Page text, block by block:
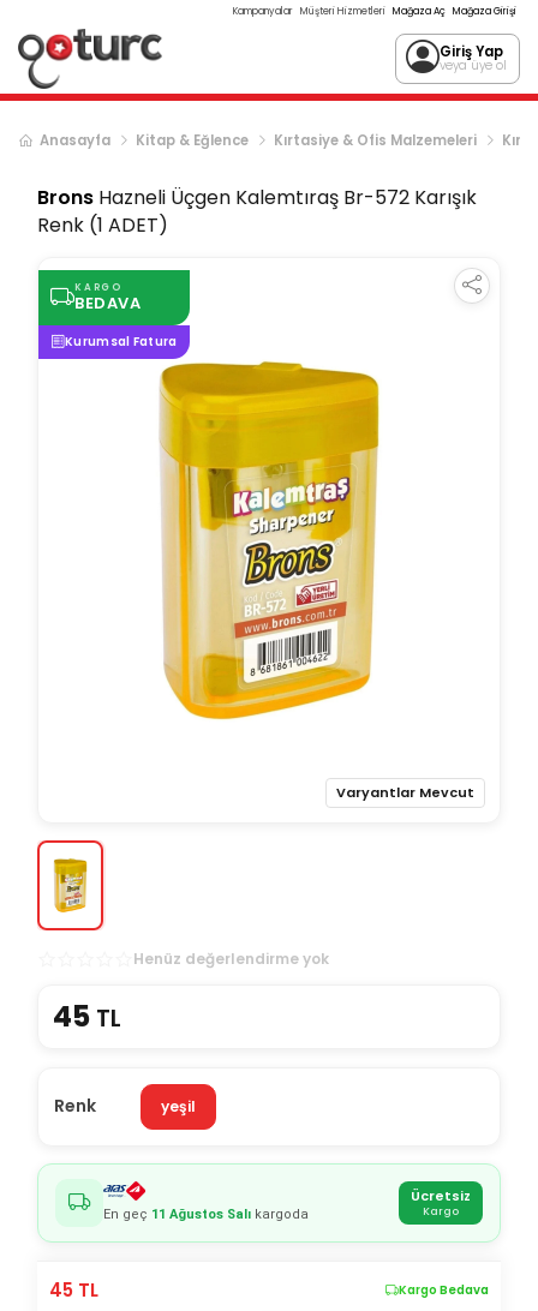
Kampanyalar Müşteri Hizmetleri Mağaza Aç Mağaza Girişi
Giriş Yap
veya üye ol
Anasayfa Kitap & Eğlence Kırtasiye & Ofis Malzemeleri
Brons Hazneli Üçgen Kalemtıraş Br-572 Karışık
Renk (1 ADET)
KARGO
BEDAVA
Kurumsal Fatura
Varyantlar Mevcut
Henüz değerlendirme yok
45 TL
Renk yeşil
En geç 11 Ağustos Salı kargoda
Ücretsiz
Kargo
45 TL Kargo Bedava